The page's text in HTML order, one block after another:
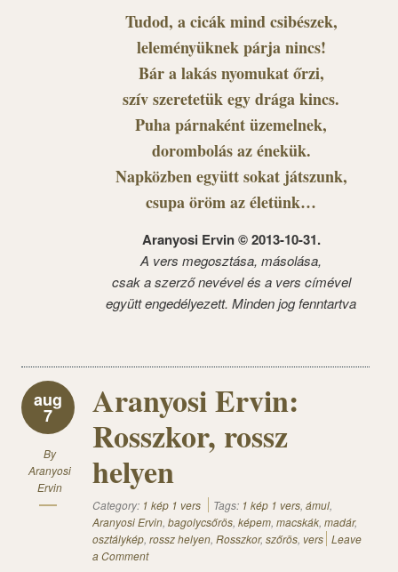
Tudod, a cicák mind csibészek,
leleményüknek párja nincs!
Bár a lakás nyomukat őrzi,
szív szeretetük egy drága kincs.
Puha párnaként üzemelnek,
dorombolás az énekük.
Napközben együtt sokat játszunk,
csupa öröm az életünk…
Aranyosi Ervin © 2013-10-31.
A vers megosztása, másolása,
csak a szerző nevével és a vers címével
együtt engedélyezett. Minden jog fenntartva
aug
7
By
Aranyosi
Ervin
Aranyosi Ervin:
Rosszkor, rossz
helyen
Category: 1 kép 1 vers Tags: 1 kép 1 vers, ámul,
Aranyosi Ervin, bagolycsőrös, képem, macskák, madár,
osztálykép, rossz helyen, Rosszkor, szőrös, vers Leave
a Comment